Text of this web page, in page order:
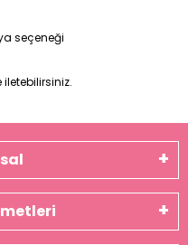
seçeneği
iletebilirsiniz.